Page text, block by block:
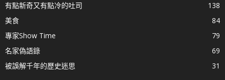
有點新奇又有點冷的吐司
138
美食
84
專家Show Time
79
名家偽語錄
69
被誤解千年的歷史迷思
31